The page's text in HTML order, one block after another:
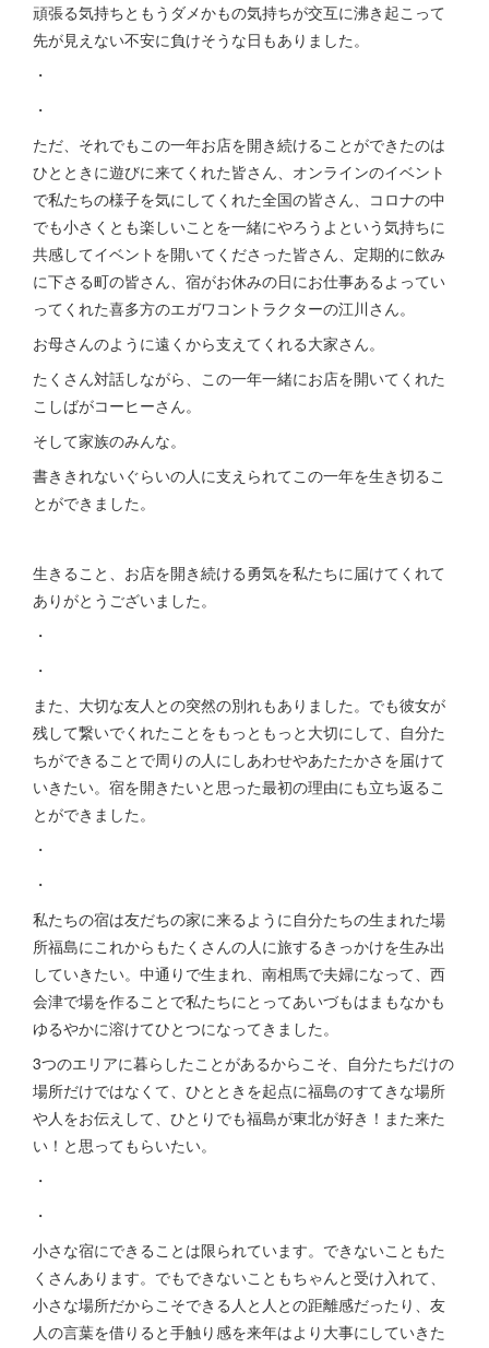
頑張る気持ちともうダメかもの気持ちが交互に沸き起こって
先が見えない不安に負けそうな日もありました。
・
・
ただ、それでもこの一年お店を開き続けることができたのは
ひとときに遊びに来てくれた皆さん、オンラインのイベント
で私たちの様子を気にしてくれた全国の皆さん、コロナの中
でも小さくとも楽しいことを一緒にやろうよという気持ちに
共感してイベントを開いてくださった皆さん、定期的に飲み
に下さる町の皆さん、宿がお休みの日にお仕事あるよってい
ってくれた喜多方のエガワコントラクターの江川さん。
お母さんのように遠くから支えてくれる大家さん。
たくさん対話しながら、この一年一緒にお店を開いてくれた
こしばがコーヒーさん。
そして家族のみんな。
書ききれないぐらいの人に支えられてこの一年を生き切るこ
とができました。
生きること、お店を開き続ける勇気を私たちに届けてくれて
ありがとうございました。
・
・
また、大切な友人との突然の別れもありました。でも彼女が
残して繋いでくれたことをもっともっと大切にして、自分た
ちができることで周りの人にしあわせやあたたかさを届けて
いきたい。宿を開きたいと思った最初の理由にも立ち返るこ
とができました。
・
・
私たちの宿は友だちの家に来るように自分たちの生まれた場
所福島にこれからもたくさんの人に旅するきっかけを生み出
していきたい。中通りで生まれ、南相馬で夫婦になって、西
会津で場を作ることで私たちにとってあいづもはまもなかも
ゆるやかに溶けてひとつになってきました。
3つのエリアに暮らしたことがあるからこそ、自分たちだけの
場所だけではなくて、ひとときを起点に福島のすてきな場所
や人をお伝えして、ひとりでも福島が東北が好き！また来た
い！と思ってもらいたい。
・
・
小さな宿にできることは限られています。できないこともた
くさんあります。でもできないこともちゃんと受け入れて、
小さな場所だからこそできる人と人との距離感だったり、友
人の言葉を借りると手触り感を来年はより大事にしていきた